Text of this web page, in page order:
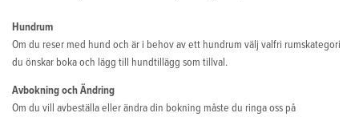
Hundrum
Om du reser med hund och är i behov av ett hundrum välj valfri rumskategori
du önskar boka och lägg till hundtillägg som tillval.
Avbokning och Ändring
Om du vill avbeställa eller ändra din bokning måste du ringa oss på